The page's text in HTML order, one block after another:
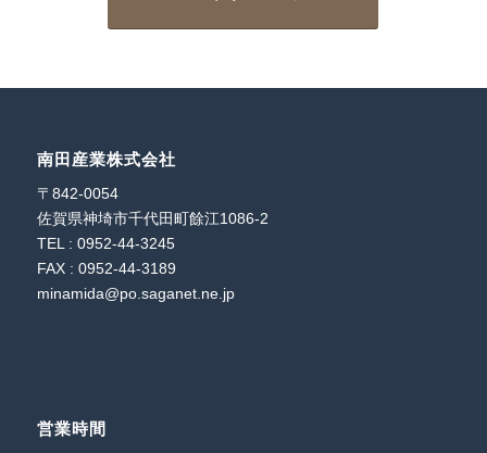
南田産業株式会社
〒842-0054
佐賀県神埼市千代田町餘江1086-2
TEL : 0952-44-3245
FAX : 0952-44-3189
minamida@po.saganet.ne.jp
営業時間